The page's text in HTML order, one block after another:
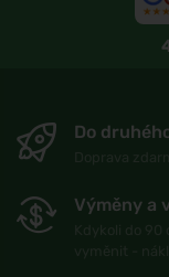
Do
Výměny a